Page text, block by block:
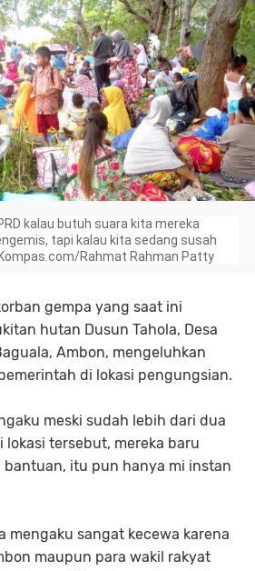
kalau butuh suara kita mereka
tapi kalau kita sedang susah
Rahmat Rahman Patty
gempa yang saat ini
hutan Dusun Tahola, Desa
Ambon, mengeluhkan
di lokasi pengungsian.
meski sudah lebih dari dua
lokasi tersebut, mereka baru
bantuan, itu pun hanya mi instan
mengaku sangat kecewa karena
maupun para wakil rakyat